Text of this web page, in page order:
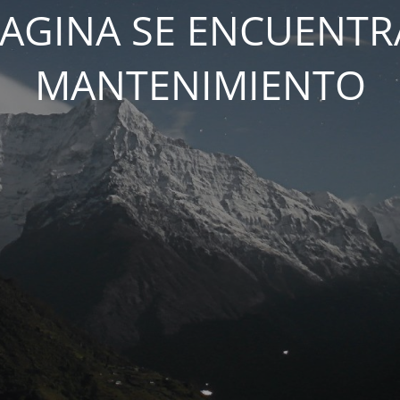
SE
MANTENIMIENTO